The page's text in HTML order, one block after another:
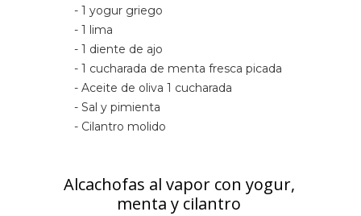
- 1 yogur griego
- 1 lima
- 1 diente de ajo
- 1 cucharada de menta fresca picada
- Aceite de oliva 1 cucharada
- Sal y pimienta
- Cilantro molido
Alcachofas al vapor con yogur,
menta y cilantro